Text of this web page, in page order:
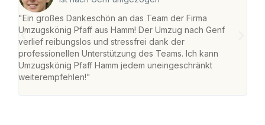
"Ein großes Dankeschön an das Team der Firma
Umzugskönig Pfaff aus Hamm! Der Umzug nach Genf
verlief reibungslos und stressfrei dank der
professionellen Unterstützung des Teams. Ich kann
Umzugskönig Pfaff Hamm jedem uneingeschränkt
weiterempfehlen!"